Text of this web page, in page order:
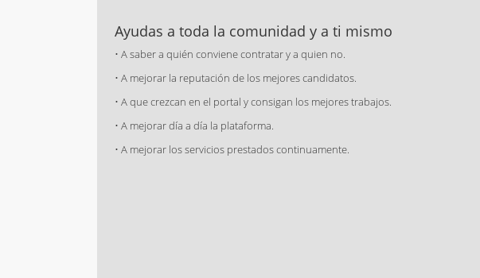
Ayudas a toda la comunidad y a ti mismo
• A saber a quién conviene contratar y a quien no.
• A mejorar la reputación de los mejores candidatos.
• A que crezcan en el portal y consigan los mejores trabajos.
• A mejorar día a día la plataforma.
• A mejorar los servicios prestados continuamente.